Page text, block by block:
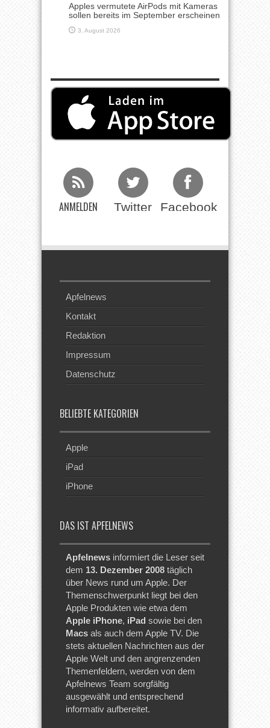
Apples vermutete AirPods mit Kameras
sollen bereits im September erscheinen
3. August 2026
ANMELDEN Twitter Facebook
Apfelnews
Kontakt
Redaktion
Impressum
Datenschutz
BELIEBTE KATEGORIEN
Apple
iPad
iPhone
DAS IST APFELNEWS
Apfelnews informiert die Leser seit
dem 13. Dezember 2008 täglich
über News rund um Apple. Der
Themenschwerpunkt liegt bei den
Apple Produkten wie etwa dem
Apple iPhone, iPad sowie bei den
Macs als auch dem Apple TV. Die
stets aktuellen Nachrichten aus der
Apple Welt und den angrenzenden
Themenfeldern, werden von dem
Apfelnews Team sorgfältig
ausgewählt und entsprechend
informativ aufbereitet.